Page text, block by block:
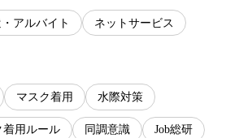
アルバイト ネットサービス
マスク着用 水際対策
着用ルール 同調意識 Job総研